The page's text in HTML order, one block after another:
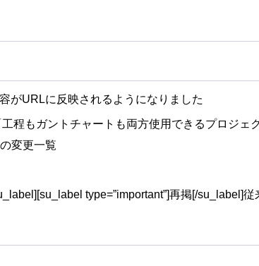
がURLに反映されるようになりました
程もガントチャートも両方使用できるプロジェ
変更一覧
type=”important”]再掲[/su_label]